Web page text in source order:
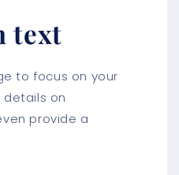
text
to focus on your
on
provide a